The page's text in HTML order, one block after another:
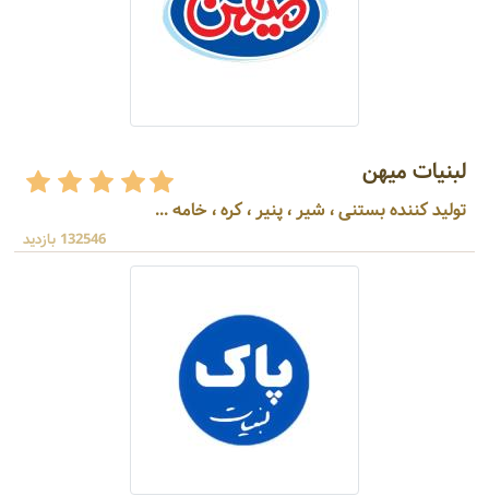
لبنیات میهن
تولید کننده بستنی ، شیر ، پنیر ، کره ، خامه ...
132546 بازدید